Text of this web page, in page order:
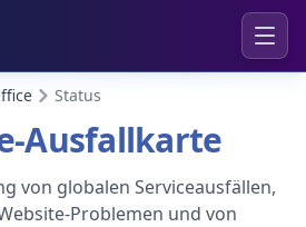
Status
Ausfallkarte
von globalen Serviceausfällen,
Problemen und von